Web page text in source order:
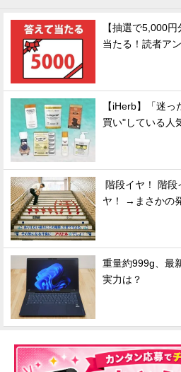
【抽選で5,000
当たる！読者ア
【iHerb】「迷
買い"している人
階段イヤ！ 階段
ヤ！ →まさかの
重量約999g、最
実力は？